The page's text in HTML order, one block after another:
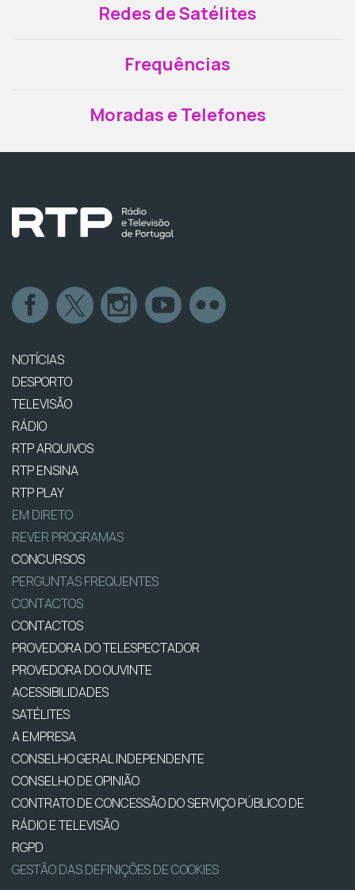
Redes de Satélites
Frequências
Moradas e Telefones
NOTÍCIAS
DESPORTO
TELEVISÃO
RÁDIO
RTP ARQUIVOS
RTP ENSINA
RTP PLAY
EM DIRETO
REVER PROGRAMAS
CONCURSOS
PERGUNTAS FREQUENTES
CONTACTOS
CONTACTOS
PROVEDORA DO TELESPECTADOR
PROVEDORA DO OUVINTE
ACESSIBILIDADES
SATÉLITES
A EMPRESA
CONSELHO GERAL INDEPENDENTE
CONSELHO DE OPINIÃO
CONTRATO DE CONCESSÃO DO SERVIÇO PÚBLICO DE
RÁDIO E TELEVISÃO
RGPD
GESTÃO DAS DEFINIÇÕES DE COOKIES